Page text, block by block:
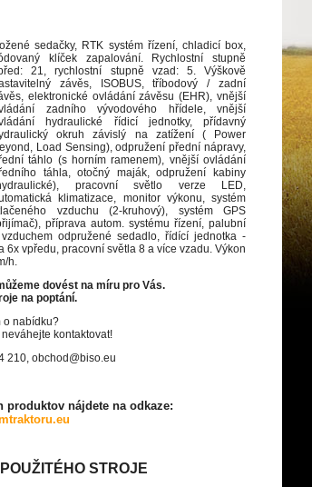
sedačky, RTK systém řízení, chladicí box,
klíček zapalování. Rychlostní stupně
21, rychlostní stupně vzad: 5. Výškově
závěs, ISOBUS, tříbodový / zadní
elektronické ovládání závěsu (EHR), vnější
zadního vývodového hřídele, vnější
hydraulické řídicí jednotky, přídavný
okruh závislý na zatížení ( Power
Load Sensing), odpružení přední nápravy,
táhlo (s horním ramenem), vnější ovládání
táhla, otočný maják, odpružení kabiny
pracovní světlo verze LED,
klimatizace, monitor výkonu, systém
vzduchu (2-kruhový), systém GPS
příprava autom. systému řízení, palubní
odpružené sedadlo, řídící jednotka -
vpředu, pracovní světla 8 a více vzadu. Výkon
h.
dovést na míru pro Vás.
na poptání.
o nabídku?
kontaktovat!
210, obchod@biso.eu
nájdete na odkaze:
STROJE